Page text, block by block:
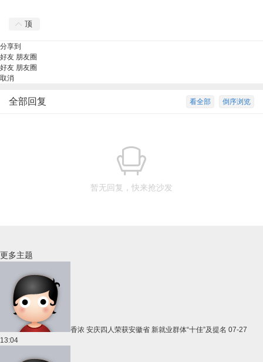
顶
分享到
好友 朋友圈
好友 朋友圈
取消
倒序浏览
看全部
全部回复
暂无回复，快来抢沙发
更多主题
香浓 安庆四人荣获安徽省 新就业群体“十佳”及提名 07-27
13:04